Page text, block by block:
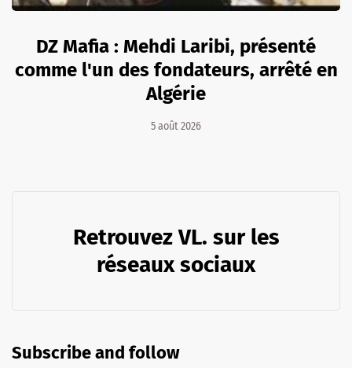
DZ Mafia : Mehdi Laribi, présenté
comme l'un des fondateurs, arrêté en
Algérie
5 août 2026
Retrouvez VL. sur les
réseaux sociaux
Subscribe and follow